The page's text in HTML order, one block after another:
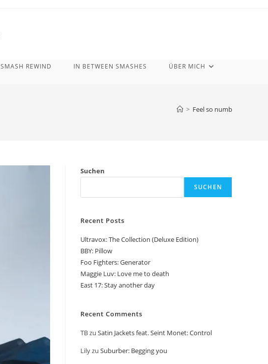
SMASH REWIND IN BETWEEN SMASHES
ÜBER MICH
> Feel so numb
Suchen
SUCHEN
Recent Posts
Ultravox: The Collection (Deluxe Edition)
BBY: Pillow
Foo Fighters: Generator
Maggie Luv: Love me to death
East 17: Stay another day
Recent Comments
TBzu Satin Jackets feat. Seint Monet: Control
Lilyzu Suburber: Begging you